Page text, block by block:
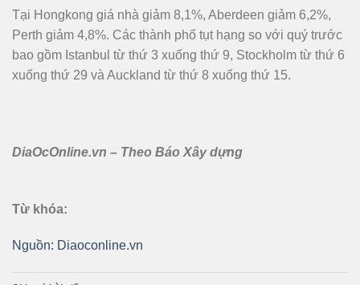
Tại Hongkong giá nhà giảm 8,1%, Aberdeen giảm 6,2%,
Perth giảm 4,8%. Các thành phố tụt hạng so với quý trước
bao gồm Istanbul từ thứ 3 xuống thứ 9, Stockholm từ thứ 6
xuống thứ 29 và Auckland từ thứ 8 xuống thứ 15.
DiaOcOnline.vn – Theo Báo Xây dựng
Từ khóa:
Nguồn: Diaoconline.vn